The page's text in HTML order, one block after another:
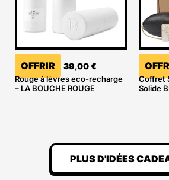
OFFRIR 39,00€
Rouge à lèvres eco-recharge
– LA BOUCHE ROUGE
Coffret
Solide
PLUS D'IDÉES